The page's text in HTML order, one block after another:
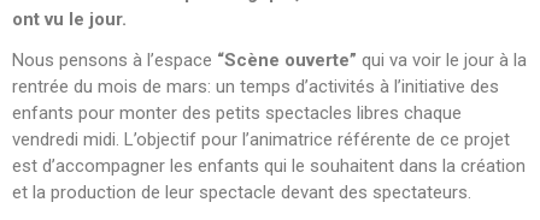
ont vu le jour.
Nous pensons à l’espace “Scène ouverte” qui va voir le jour à la
rentrée du mois de mars: un temps d’activités à l’initiative des
enfants pour monter des petits spectacles libres chaque
vendredi midi. L’objectif pour l’animatrice référente de ce projet
est d’accompagner les enfants qui le souhaitent dans la création
et la production de leur spectacle devant des spectateurs.